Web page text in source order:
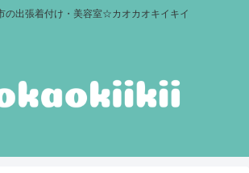
の出張着付け・美容室☆カオカオキイキイ